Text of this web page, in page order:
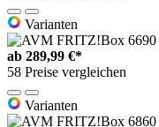
Varianten
ab 289,99 €*
58 Preise vergleichen
Varianten